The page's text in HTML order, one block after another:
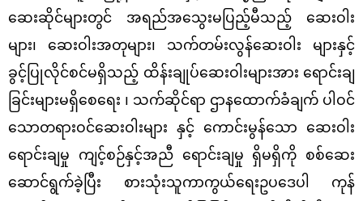
ဆေးဆိုင်များတွင် အရည်အသွေးမပြည့်မီသည့် ဆေးဝါး
များ၊ ဆေးဝါးအတုများ၊ သက်တမ်းလွန်ဆေးဝါး များနှင့်
ခွင့်ပြုလိုင်စင်မရှိသည့် ထိန်းချုပ်ဆေးဝါးများအား ရောင်းချ
ခြင်းများမရှိစေရေး ၊ သက်ဆိုင်ရာ ဌာနထောက်ခံချက် ပါဝင်
သောတရားဝင်ဆေးဝါးများ နှင့် ကောင်းမွန်သော ဆေးဝါး
ရောင်းချမှု ကျင့်စဉ်နှင့်အညီ ရောင်းချမှု ရှိမရှိကို စစ်ဆေး
ဆောင်ရွက်ခဲ့ပြီး စားသုံးသူကာကွယ်ရေးဥပဒေပါ ကုန်